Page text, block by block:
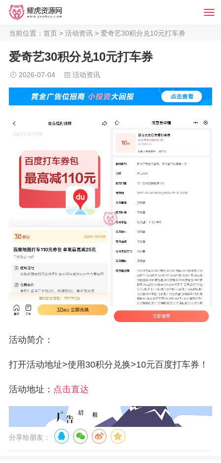
当前位置： 首页 > 活动资讯 > 爱奇艺30积分兑10元打车券
爱奇艺30积分兑10元打车券
2026-07-04 活动资讯
活动简介：
打开活动地址>使用30积分兑换>10元百度打车券！
活动地址： 点击直达
分享给朋友：